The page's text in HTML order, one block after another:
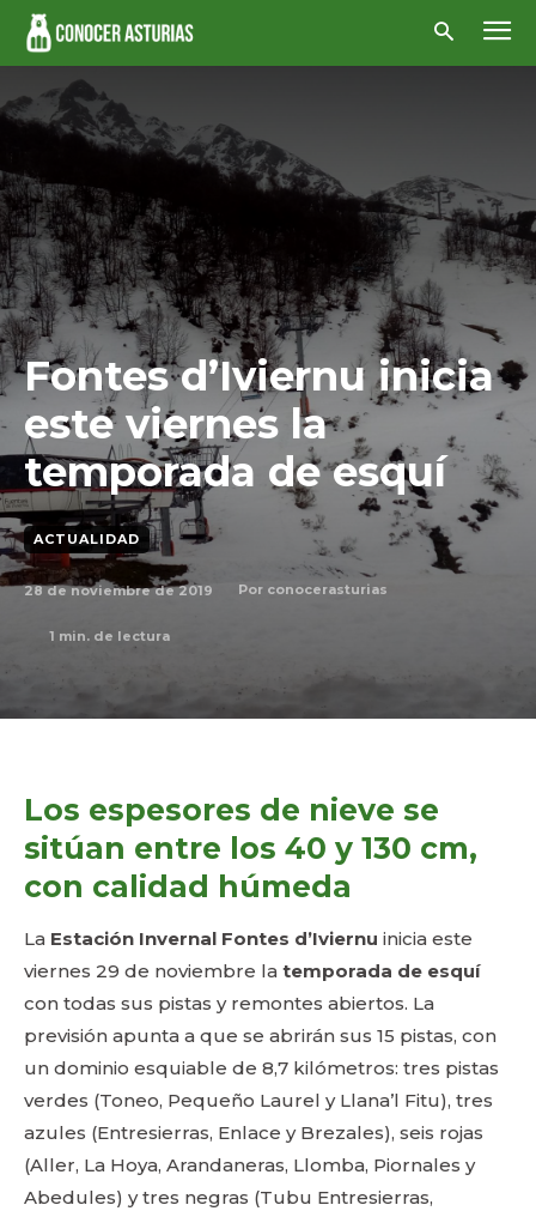
Fontes d’Iviernu inicia
este viernes la
temporada de esquí
ACTUALIDAD
28 de noviembre de 2019 Por conocerasturias
1 min. de lectura
Los espesores de nieve se
sitúan entre los 40 y 130 cm,
con calidad húmeda
La Estación Invernal Fontes d’Iviernu inicia este
viernes 29 de noviembre la temporada de esquí
con todas sus pistas y remontes abiertos. La
previsión apunta a que se abrirán sus 15 pistas, con
un dominio esquiable de 8,7 kilómetros: tres pistas
verdes (Toneo, Pequeño Laurel y Llana’l Fitu), tres
azules (Entresierras, Enlace y Brezales), seis rojas
(Aller, La Hoya, Arandaneras, Llomba, Piornales y
Abedules) y tres negras (Tubu Entresierras,